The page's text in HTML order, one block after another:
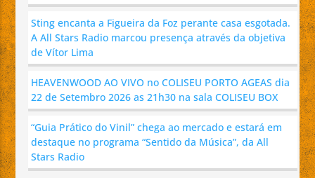
Sting encanta a Figueira da Foz perante casa esgotada.
A All Stars Radio marcou presença através da objetiva
de Vítor Lima
HEAVENWOOD AO VIVO no COLISEU PORTO AGEAS dia
22 de Setembro 2026 as 21h30 na sala COLISEU BOX
“Guia Prático do Vinil” chega ao mercado e estará em
destaque no programa “Sentido da Música”, da All
Stars Radio